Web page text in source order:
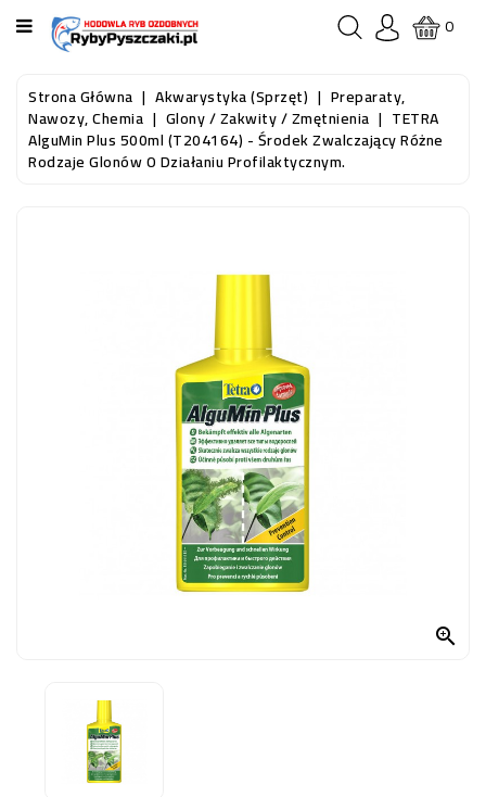
KATEGORIA
STRONA
GŁÓWNA
RYBY
0
Strona Główna Akwarystyka (sprzęt) Preparaty,
Nawozy, Chemia Glony / Zakwity / Zmętnienia TETRA
AlguMin Plus 500ml (T204164) - Środek Zwalczający Różne
Rodzaje Glonów O Działaniu Profilaktycznym.
